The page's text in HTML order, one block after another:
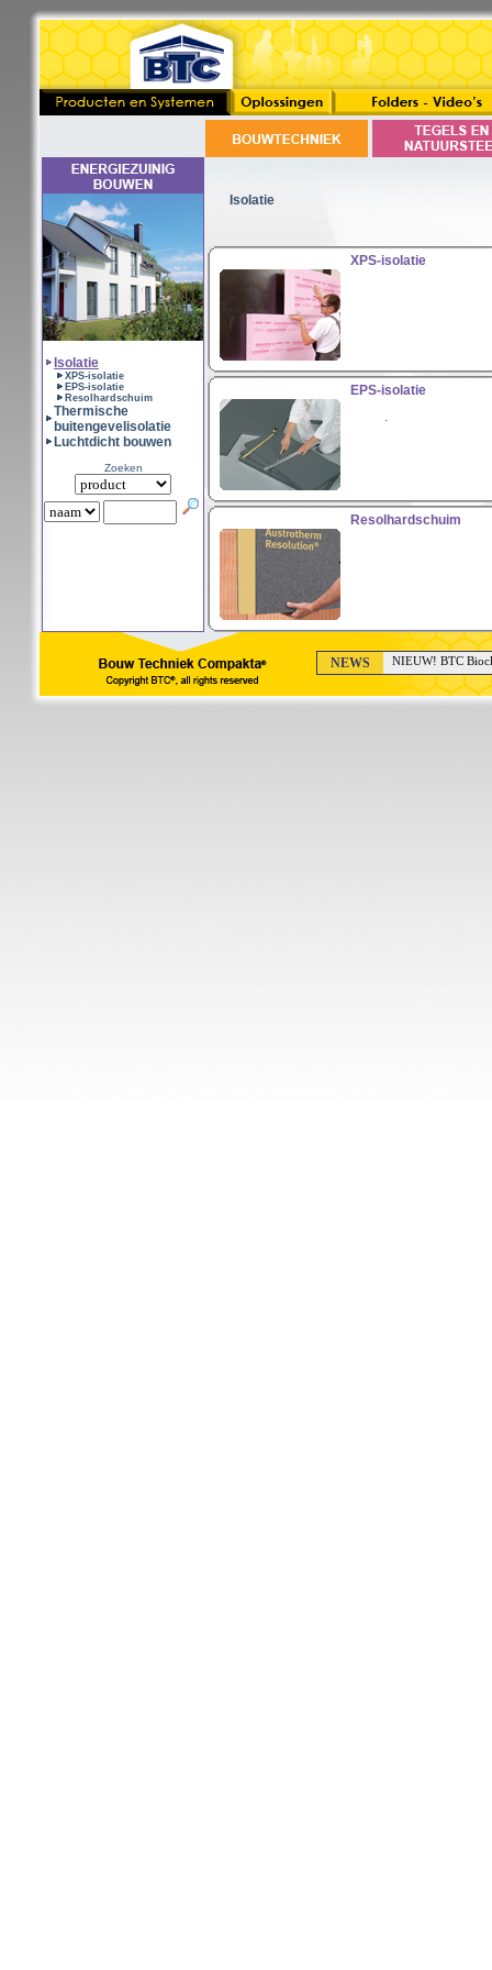
Isolatie
XPS-isolatie
EPS-isolatie
Resolhardschuim
Thermische
buitengevelisolatie
Luchtdicht bouwen
Zoeken
Isolatie
XPS-isolatie
EPS-isolatie
.
Resolhardschuim
NEWS NIEUW! BTC